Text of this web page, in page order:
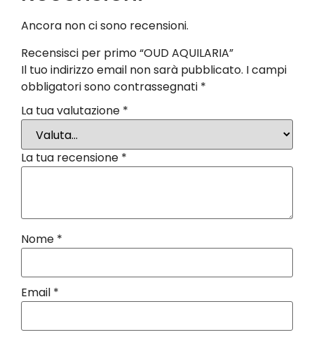
Ancora non ci sono recensioni.
Recensisci per primo “OUD AQUILARIA”
Il tuo indirizzo email non sarà pubblicato. I campi
obbligatori sono contrassegnati *
La tua valutazione *
La tua recensione *
Nome *
Email *